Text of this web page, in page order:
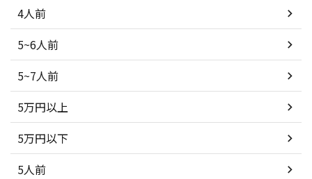
4人前
5~6人前
5~7人前
5万円以上
5万円以下
5人前